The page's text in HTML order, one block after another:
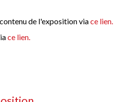
de l'exposition viace lien.
ce lien.